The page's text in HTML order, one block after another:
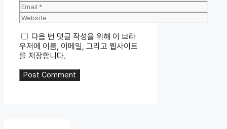
Email
Website
다음 번 댓글 작성을 위해 이 브라
우저에 이름, 이메일, 그리고 웹사이트
를 저장합니다.